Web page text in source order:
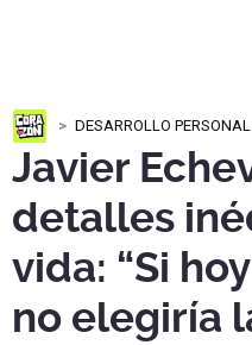
DESARROLLO PERSONAL
Javier
detalles
vida: “Si
no elegiría